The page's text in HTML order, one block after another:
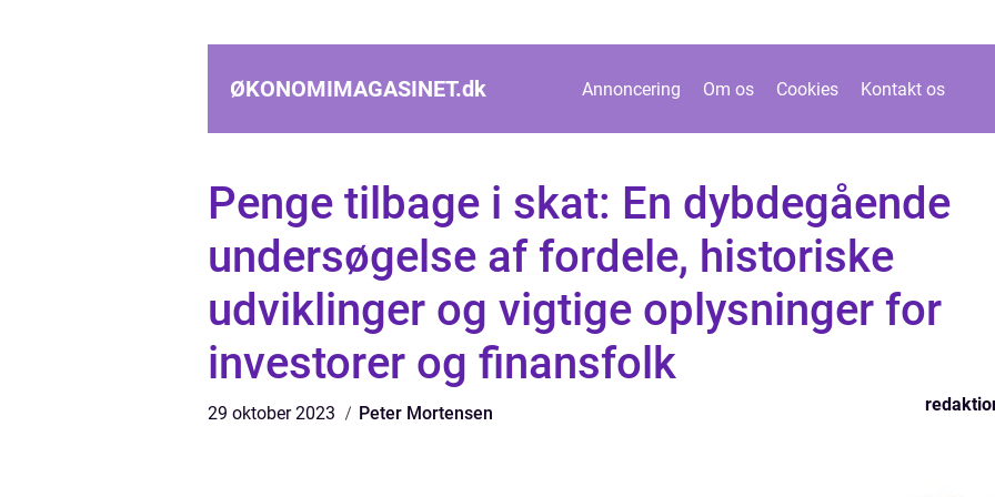
ØKONOMIMAGASINET.dk Annoncering Om os Cookies Kontakt os
Penge tilbage i skat: En dybdegående
undersøgelse af fordele, historiske
udviklinger og vigtige oplysninger for
investorer og finansfolk
29 oktober 2023 Peter Mortensen